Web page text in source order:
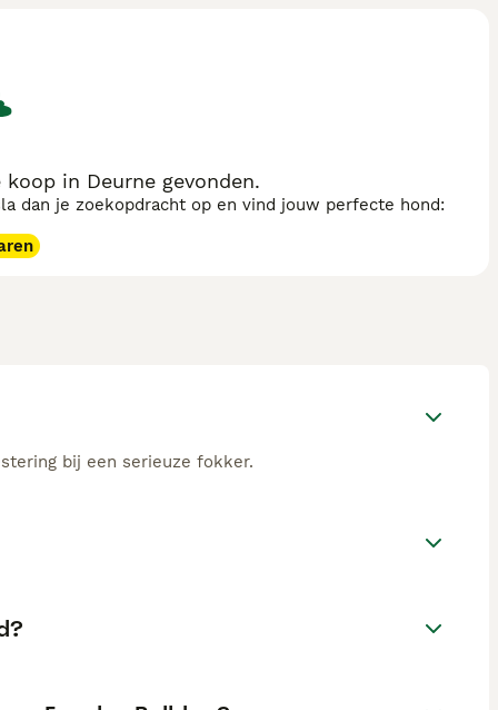
gespierde bouw en langere snuit is hij minder gevoelig
bulldog voorkomen. Populaire zoektermen zoals
pups" laten zien dat er veel interesse is in dit ras.
gezelschapshond met de charme van een
in Deurne gevonden.
dan je zoekopdracht op en vind jouw perfecte hond:
bij een serieuze fokker.